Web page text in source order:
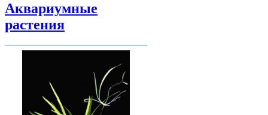
Аквариумные
растения